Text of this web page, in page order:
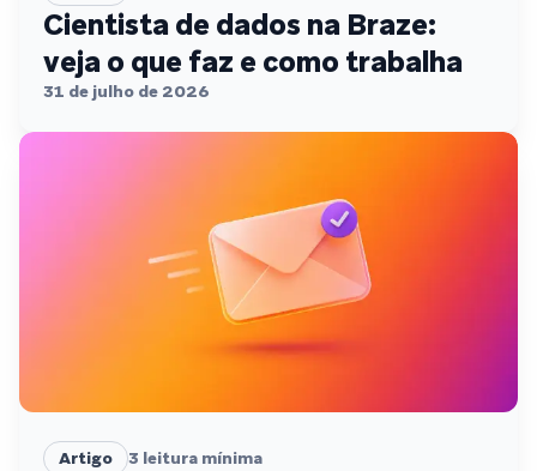
Cientista de dados na Braze:
veja o que faz e como trabalha
31 de julho de 2026
Artigo 3 leitura mínima